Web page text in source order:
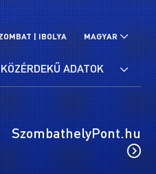
|IBOLYA MAGYAR
KÖZÉRDEKŰ ADATOK
SzombathelyPont.hu